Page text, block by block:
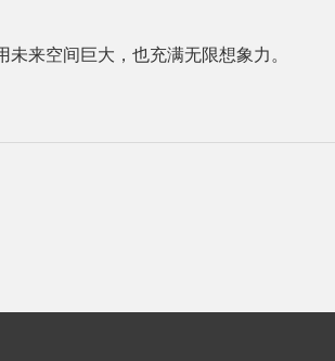
来空间巨大，也充满无限想象力。